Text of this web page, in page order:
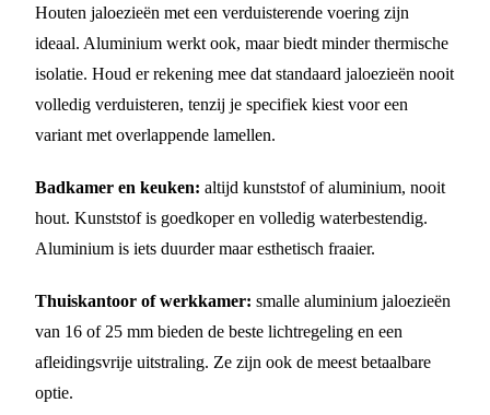
Houten jaloezieën met een verduisterende voering zijn
ideaal. Aluminium werkt ook, maar biedt minder thermische
isolatie. Houd er rekening mee dat standaard jaloezieën nooit
volledig verduisteren, tenzij je specifiek kiest voor een
variant met overlappende lamellen.
Badkamer en keuken: altijd kunststof of aluminium, nooit
hout. Kunststof is goedkoper en volledig waterbestendig.
Aluminium is iets duurder maar esthetisch fraaier.
Thuiskantoor of werkkamer: smalle aluminium jaloezieën
van 16 of 25 mm bieden de beste lichtregeling en een
afleidingsvrije uitstraling. Ze zijn ook de meest betaalbare
optie.